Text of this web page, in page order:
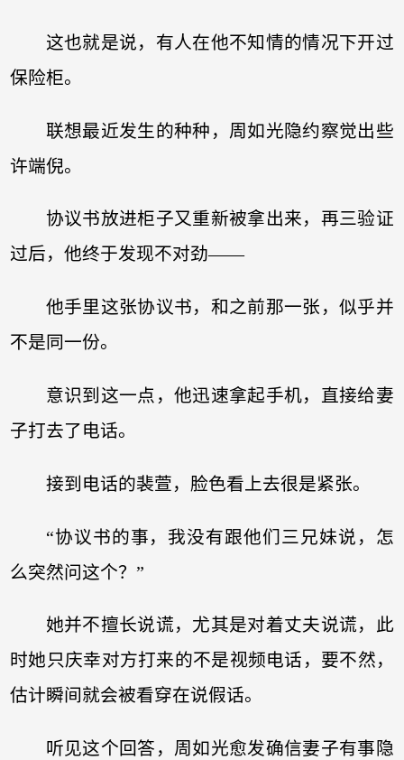
这也就是说，有人在他不知情的情况下开过
保险柜。
联想最近发生的种种，周如光隐约察觉出些
许端倪。
协议书放进柜子又重新被拿出来，再三验证
过后，他终于发现不对劲——
他手里这张协议书，和之前那一张，似乎并
不是同一份。
意识到这一点，他迅速拿起手机，直接给妻
子打去了电话。
接到电话的裴萱，脸色看上去很是紧张。
“协议书的事，我没有跟他们三兄妹说，怎
么突然问这个？”
她并不擅长说谎，尤其是对着丈夫说谎，此
时她只庆幸对方打来的不是视频电话，要不然，
估计瞬间就会被看穿在说假话。
听见这个回答，周如光愈发确信妻子有事隐